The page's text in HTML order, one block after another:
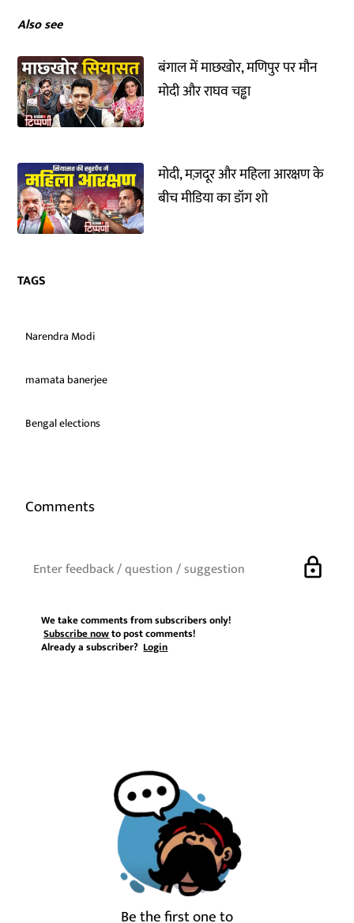
Also see
बंगाल में माछखोर, मणिपुर पर मौन
मोदी और राघव चड्ढा
मोदी, मज़दूर और महिला आरक्षण के
बीच मीडिया का डॉग शो
TAGS
Narendra Modi
mamata banerjee
Bengal elections
Comments
lock
We take comments from subscribers only!
Subscribe nowto post comments!
Already a subscriber?Login
Be the first one to